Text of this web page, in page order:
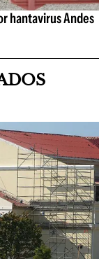
hantavirus Andes